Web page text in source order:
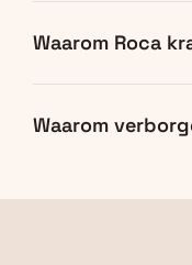
Waarom Roca
Waarom